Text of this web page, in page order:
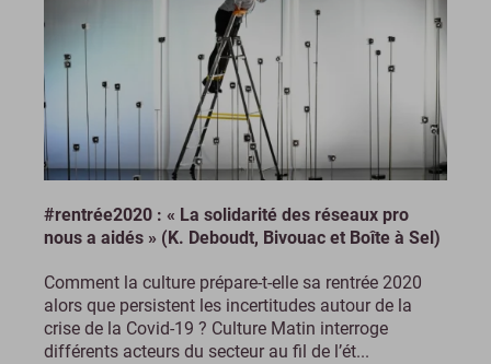
#rentrée2020 : « La solidarité des réseaux pro
nous a aidés » (K. Deboudt, Bivouac et Boîte à Sel)
Comment la culture prépare-t-elle sa rentrée 2020
alors que persistent les incertitudes autour de la
crise de la Covid-19 ? Culture Matin interroge
différents acteurs du secteur au fil de l’ét...